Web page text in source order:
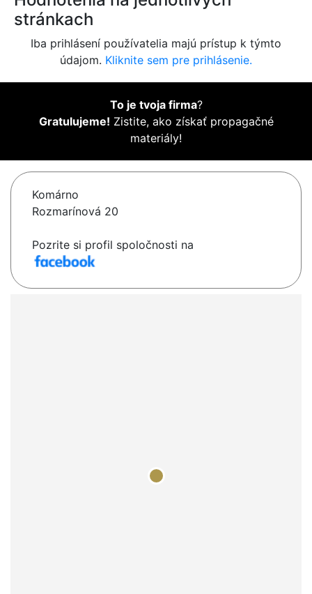
stránkach
Iba prihlásení používatelia majú prístup k týmto
údajom. Kliknite sem pre prihlásenie.
To je tvoja firma?
Gratulujeme! Zistite, ako získať propagačné
materiály!
Komárno
Rozmarínová 20
Pozrite si profil spoločnosti na